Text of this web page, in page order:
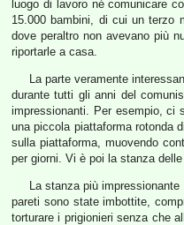
luogo di lavoro né comunicare
15.000 bambini, di cui un terzo
dove peraltro non avevano più
riportarle a casa.
La parte veramente
durante tutti gli anni del
impressionanti. Per esempio, ci
una piccola piattaforma rotonda
sulla piattaforma, muovendo
per giorni. Vi è poi la stanza
La stanza più
pareti sono state imbottite,
torturare i prigionieri senza che